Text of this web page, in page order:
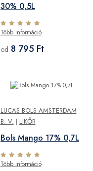
30% 0,5L
Több információ
od 8 795 Ft
LUCAS BOLS AMSTERDAM
B. V. | LIKŐR
Bols Mango 17% 0,7L
Több információ